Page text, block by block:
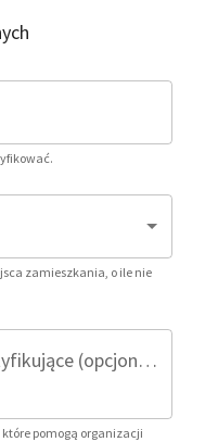
zamieszkania, o ile nie
Dodatkowe informacje identyfikujące (opcjonalnie)
pomogą organizacji